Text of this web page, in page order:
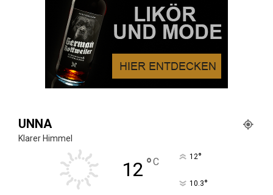
UNNA
Klarer Himmel
12 °C 12°
10.3°